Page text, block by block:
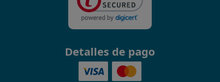
Detalles de pago